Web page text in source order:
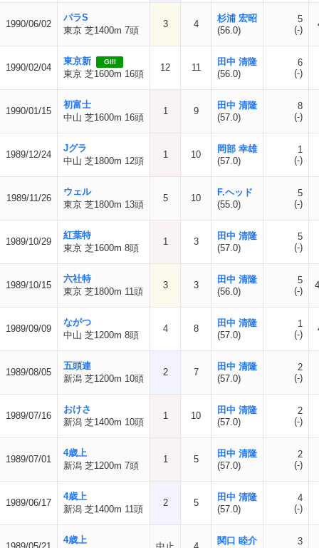
1990/06/02
パラS
東京 芝1400m 7頭
3 4
杉浦 宏昭
(56.0)
5
(-)
1990/02/04
東京新 GIII
東京 芝1600m 16頭
12 11
田中 清隆
(56.0)
6
(-)
1990/01/15
初富士
中山 芝1600m 16頭
1 9
田中 清隆
(57.0)
8
(-)
1989/12/24
Jグラ
中山 芝1800m 12頭
1 10
岡部 幸雄
(57.0)
1
(-)
1989/11/26
ウェル
東京 芝1800m 13頭
5 10
F.ヘッド
(55.0)
5
(-)
1989/10/29
紅葉特
東京 芝1600m 8頭
1 3
田中 清隆
(57.0)
5
(-)
1989/10/15
六社特
東京 芝1800m 11頭
3 3
田中 清隆
(56.0)
5
(-)
1989/09/09
ながつ
中山 芝1200m 8頭
4 8
田中 清隆
(57.0)
1
(-)
1989/08/05
五頭連
新潟 芝1200m 10頭
2 7
田中 清隆
(57.0)
2
(-)
1989/07/16
おけさ
新潟 芝1400m 10頭
1 10
田中 清隆
(57.0)
2
(-)
1989/07/01
4歳上
新潟 芝1200m 7頭
1 5
田中 清隆
(57.0)
2
(-)
1989/06/17
4歳上
新潟 芝1400m 11頭
2 5
田中 清隆
(57.0)
4
(-)
4歳上
関口 睦介
3